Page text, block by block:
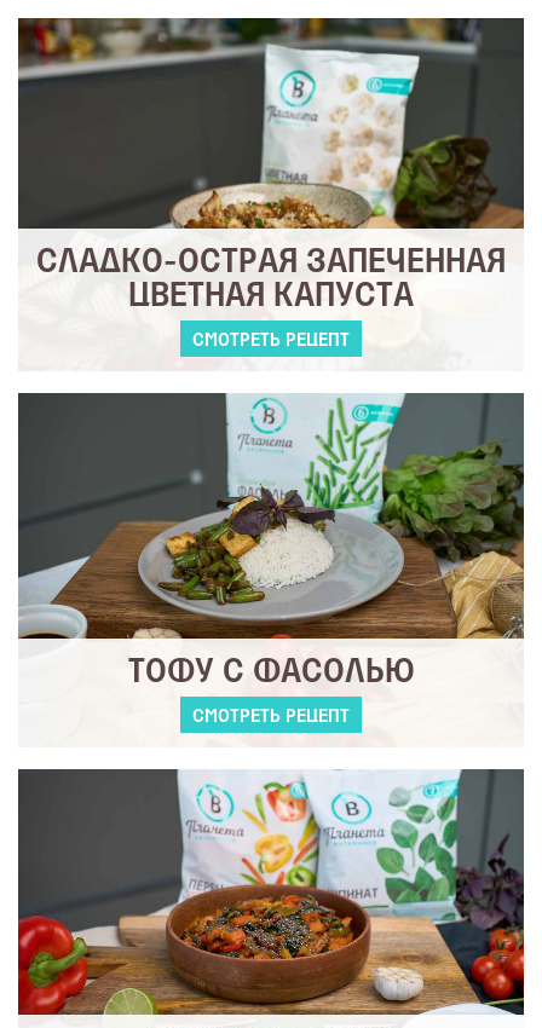
СЛАДКО-ОСТРАЯ ЗАПЕЧЕННАЯ
ЦВЕТНАЯ КАПУСТА
СМОТРЕТЬ РЕЦЕПТ
ТОФУ С ФАСОЛЬЮ
СМОТРЕТЬ РЕЦЕПТ